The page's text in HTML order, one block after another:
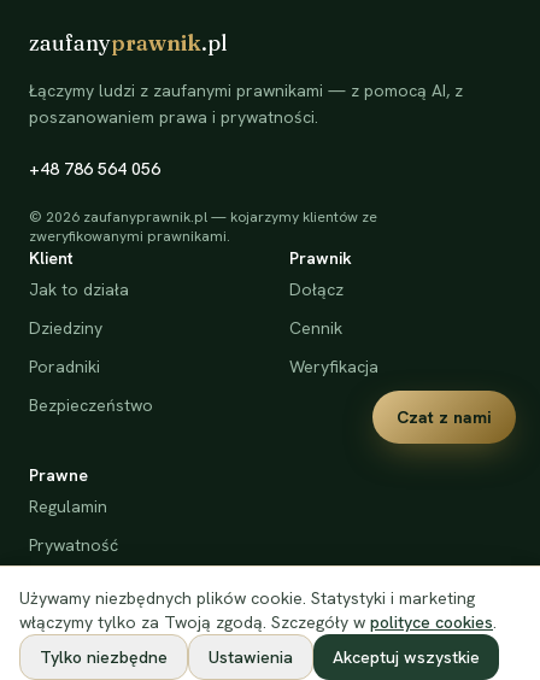
zaufanyprawnik.pl
Łączymy ludzi z zaufanymi prawnikami — z pomocą AI, z
poszanowaniem prawa i prywatności.
+48 786 564 056
© 2026 zaufanyprawnik.pl — kojarzymy klientów ze
zweryfikowanymi prawnikami.
Klient
Jak to działa
Dziedziny
Poradniki
Bezpieczeństwo
Prawnik
Dołącz
Cennik
Weryfikacja
Prawne
Regulamin
Prywatność
Deklaracja dostępności
Czat z nami
Używamy niezbędnych plików cookie. Statystyki i marketing
włączymy tylko za Twoją zgodą. Szczegóły w polityce cookies.
Tylko niezbędne
Ustawienia Akceptuj wszystkie